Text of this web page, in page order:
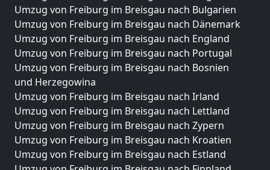
Umzug von Freiburg im Breisgau nach Bulgarien
Umzug von Freiburg im Breisgau nach Dänemark
Umzug von Freiburg im Breisgau nach England
Umzug von Freiburg im Breisgau nach Portugal
Umzug von Freiburg im Breisgau nach Bosnien
und Herzegowina
Umzug von Freiburg im Breisgau nach Irland
Umzug von Freiburg im Breisgau nach Lettland
Umzug von Freiburg im Breisgau nach Zypern
Umzug von Freiburg im Breisgau nach Kroatien
Umzug von Freiburg im Breisgau nach Estland